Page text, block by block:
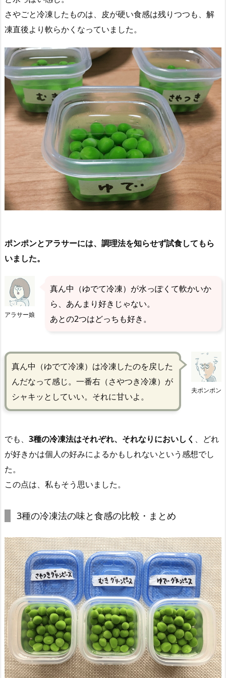
さやごと冷凍したものは、皮が硬い食感は残りつつも、解
凍直後より軟らかくなっていました。
ポンポンとアラサーには、調理法を知らせず試食してもら
いました。
アラサー娘
真ん中（ゆでて冷凍）が水っぽくて軟かいか
ら、あんまり好きじゃない。
あとの2つはどっちも好き。
夫ポンポン
真ん中（ゆでて冷凍）は冷凍したのを戻した
んだなって感じ。一番右（さやつき冷凍）が
シャキッとしていい。それに甘いよ。
でも、 3種の冷凍法はそれぞれ、それなりにおいしく 、どれ
が好きかは個人の好みによるかもしれないという感想でし
た。
この点は、私もそう思いました。
3種の冷凍法の味と食感の比較・まとめ